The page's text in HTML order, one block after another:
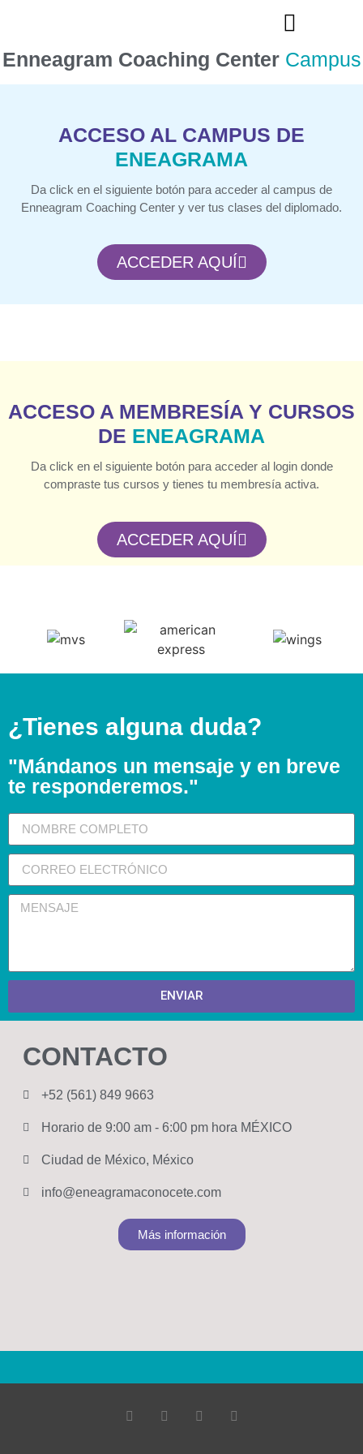
Enneagram Coaching Center Campus
ACCESO AL CAMPUS DE
ENEAGRAMA
Da click en el siguiente botón para acceder al campus de
Enneagram Coaching Center y ver tus clases del diplomado.
ACCEDER AQUÍ
ACCESO A MEMBRESÍA Y CURSOS
DE ENEAGRAMA
Da click en el siguiente botón para acceder al login donde
compraste tus cursos y tienes tu membresía activa.
ACCEDER AQUÍ
¿Tienes alguna duda?
"Mándanos un mensaje y en breve
te responderemos."
ENVIAR
CONTACTO
+52 (561) 849 9663
Horario de 9:00 am - 6:00 pm hora MÉXICO
Ciudad de México, México
info@eneagramaconocete.com
Más información